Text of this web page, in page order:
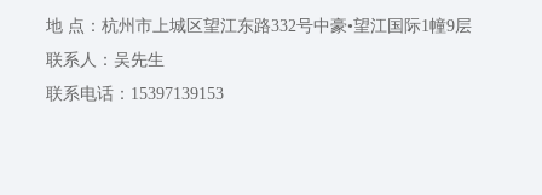
地 点：杭州市上城区望江东路332号中豪•望江国际1幢9层
联系人：吴先生
联系电话：15397139153